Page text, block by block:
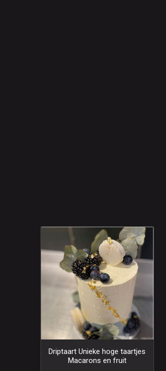
Driptaart Unieke hoge taartjes
Macarons en fruit